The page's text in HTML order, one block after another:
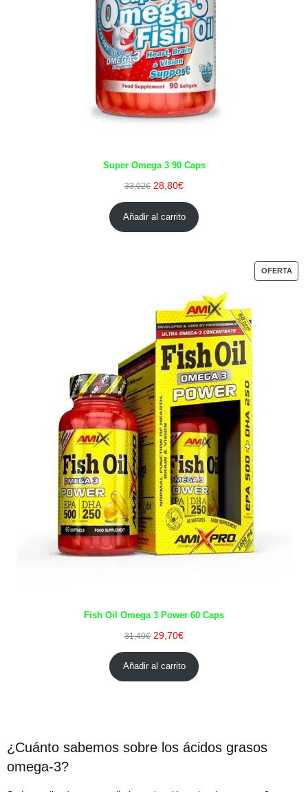
Super Omega 3 90 Caps
33,02€ 28,80€
Añadir al carrito
OFERTA
Fish Oil Omega 3 Power 60 Caps
31,40€ 29,70€
Añadir al carrito
¿Cuánto sabemos sobre los ácidos grasos
omega-3?